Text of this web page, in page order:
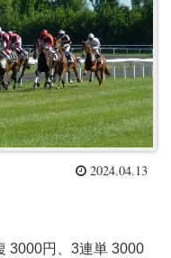
2024.04.13
3000円、3連単 3000